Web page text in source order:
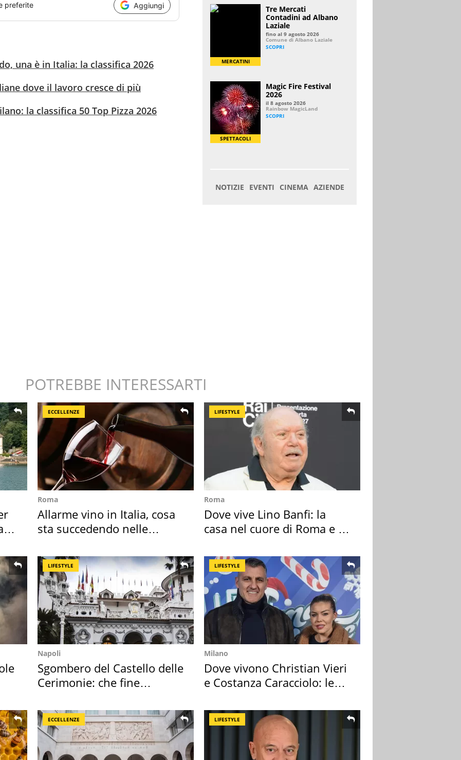
preferite Aggiungi
una è in Italia: la classifica 2026
dove il lavoro cresce di più
la classifica 50 Top Pizza 2026
POTREBBE INTERESSARTI
ECCELLENZE
Roma
Allarme vino in Italia, cosa
sta succedendo nelle
LIFESTYLE
Roma
Dove vive Lino Banfi: la
casa nel cuore di Roma e i
LIFESTYLE
Napoli
Sgombero del Castello delle
Cerimonie: che fine
LIFESTYLE
Milano
Dove vivono Christian Vieri
e Costanza Caracciolo: le
ECCELLENZE LIFESTYLE